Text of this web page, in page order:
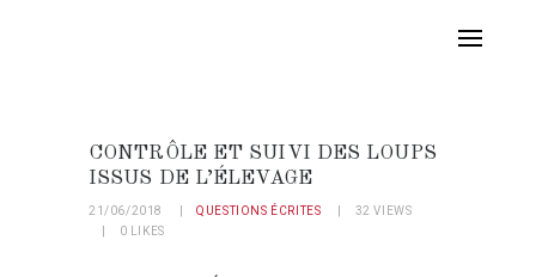
CONTRÔLE ET SUIVI DES LOUPS
ISSUS DE L’ÉLEVAGE
21/06/2018 QUESTIONS ÉCRITES 32 VIEWS
0
LIKES